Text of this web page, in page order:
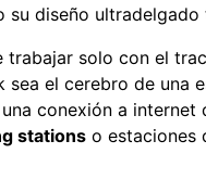
diseño
solo con el
el cerebro de una
conexión a
stations o estaciones